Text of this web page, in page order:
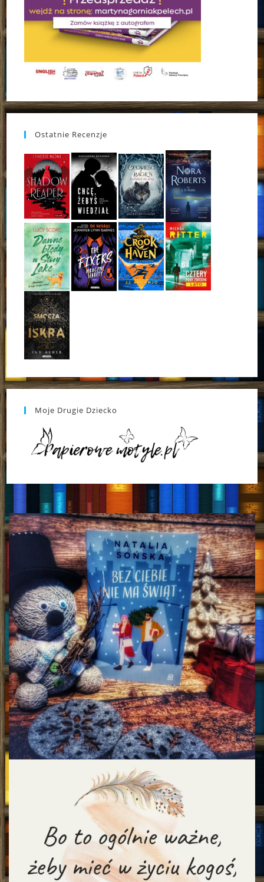
Ostatnie Recenzje
Moje Drugie Dziecko